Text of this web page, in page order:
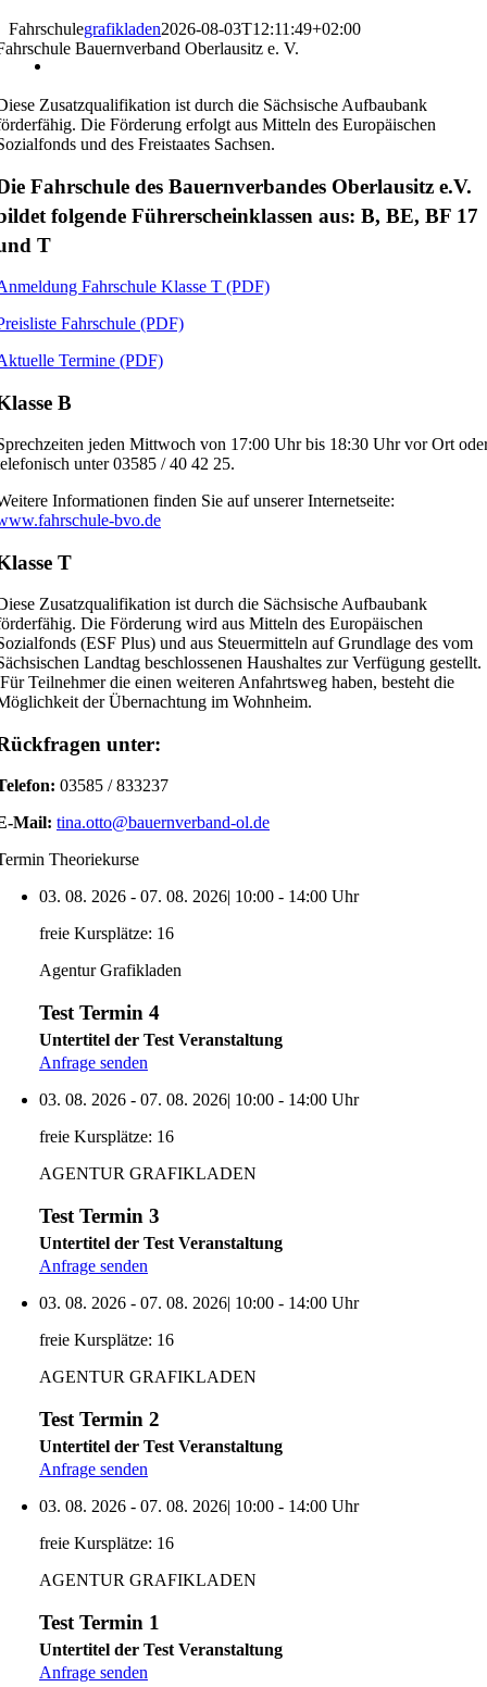
Fahrschulegrafikladen2026-08-03T12:11:49+02:00
Bauernverband Oberlausitz e. V.
Zusatzqualifikation ist durch die Sächsische Aufbaubank
Die Förderung erfolgt aus Mitteln des Europäischen
und des Freistaates Sachsen.
Fahrschule des Bauernverbandes Oberlausitz e.V.
folgende Führerscheinklassen aus: B, BE, BF 17
T
Fahrschule Klasse T (PDF)
Fahrschule (PDF)
Termine (PDF)
B
jeden Mittwoch von 17:00 Uhr bis 18:30 Uhr vor Ort
unter 03585 / 40 42 25.
Informationen finden Sie auf unserer Internetseite:
bvo.de
T
Zusatzqualifikation ist durch die Sächsische Aufbaubank
Die Förderung wird aus Mitteln des Europäischen
(ESF Plus) und aus Steuermitteln auf Grundlage des vom
Landtag beschlossenen Haushaltes zur Verfügung gestellt.
Teilnehmer die einen weiteren Anfahrtsweg haben, besteht die
der Übernachtung im Wohnheim.
unter:
03585 / 833237
Mail: tina.otto@bauernverband-ol.de
Theoriekurse
03. 08. 2026 - 07. 08. 2026| 10:00 - 14:00 Uhr
freie Kursplätze: 16
Agentur Grafikladen
Test Termin 4
Untertitel der Test Veranstaltung
Anfrage senden
03. 08. 2026 - 07. 08. 2026| 10:00 - 14:00 Uhr
freie Kursplätze: 16
AGENTUR GRAFIKLADEN
Test Termin 3
Untertitel der Test Veranstaltung
Anfrage senden
03. 08. 2026 - 07. 08. 2026| 10:00 - 14:00 Uhr
freie Kursplätze: 16
AGENTUR GRAFIKLADEN
Test Termin 2
Untertitel der Test Veranstaltung
Anfrage senden
03. 08. 2026 - 07. 08. 2026| 10:00 - 14:00 Uhr
freie Kursplätze: 16
AGENTUR GRAFIKLADEN
Test Termin 1
Untertitel der Test Veranstaltung
Anfrage senden